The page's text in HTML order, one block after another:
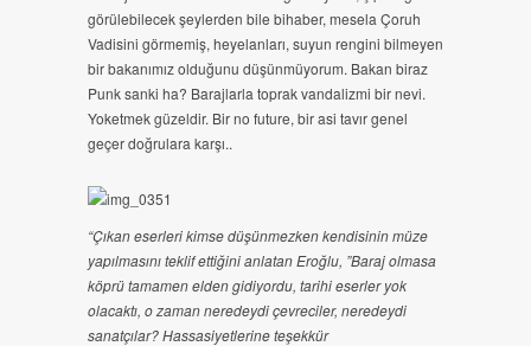
görülebilecek şeylerden bile bihaber, mesela Çoruh
Vadisini görmemiş, heyelanları, suyun rengini bilmeyen
bir bakanımız olduğunu düşünmüyorum. Bakan biraz
Punk sanki ha? Barajlarla toprak vandalizmi bir nevi.
Yoketmek güzeldir. Bir no future, bir asi tavır genel
geçer doğrulara karşı..
“Çıkan eserleri kimse düşünmezken kendisinin müze
yapılmasını teklif ettiğini anlatan Eroğlu, ”Baraj olmasa
köprü tamamen elden gidiyordu, tarihi eserler yok
olacaktı, o zaman neredeydi çevreciler, neredeydi
sanatçılar? Hassasiyetlerine teşekkür